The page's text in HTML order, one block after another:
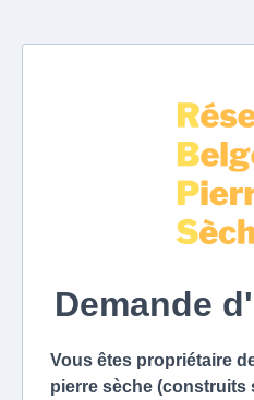
Demande
Vous êtes propriétaire
pierre sèche (construits